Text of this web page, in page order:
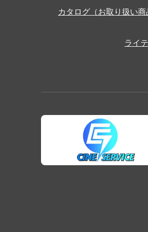
カタログ（お取り扱い商
ライ